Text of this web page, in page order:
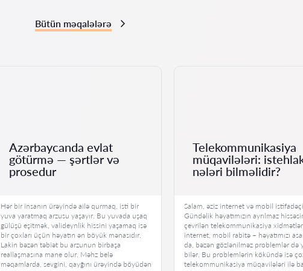
Bütün məqalələrə
Azərbaycanda evlat
götürmə — şərtlər və
prosedur
Hər bir insanın ürəyində ailə qurmaq, isti bir
yuva yaratmaq arzusu yaşayır. Bu yuvada uşaq
gülüşü eşitmək, valideynlik hissini yaşamaq isə
bir çoxları üçün həyatın ən böyük mənasıdır.
Lakin bəzən təbiət bu arzunun birbaşa
reallaşmasına mane olur. Məhz belə
məqamlarda, sevgini, qayğını ürəyində böyüdən
Telekommunikasiya
müqavilələri:
nələri bilməlidir?
Salam, əziz internet və mobil
Gündəlik həyatımızın ayrılmaz
çevrilən telekommunikasiya
internet, mobil rabitə – həyatımızı
da, bəzən gözlənilməz problemlər də
bilər. Bu problemlərin kökündə isə
telekommunikasiya müqavilələri ilə